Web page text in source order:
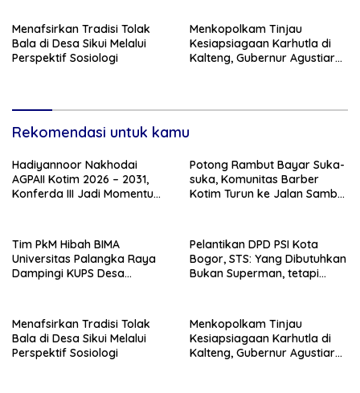
Menafsirkan Tradisi Tolak
Bala di Desa Sikui Melalui
Perspektif Sosiologi
Menkopolkam Tinjau
Kesiapsiagaan Karhutla di
Kalteng, Gubernur Agustiar
Rekomendasi untuk kamu
Hadiyannoor Nakhodai
AGPAII Kotim 2026 – 2031,
Konferda III Jadi Momentum
Potong Rambut Bayar Suka-
suka, Komunitas Barber
Kotim Turun ke Jalan Sambut
Tim PkM Hibah BIMA
Universitas Palangka Raya
Dampingi KUPS Desa
Pelantikan DPD PSI Kota
Bogor, STS: Yang Dibutuhkan
Bukan Superman, tetapi
Menafsirkan Tradisi Tolak
Bala di Desa Sikui Melalui
Perspektif Sosiologi
Menkopolkam Tinjau
Kesiapsiagaan Karhutla di
Kalteng, Gubernur Agustiar